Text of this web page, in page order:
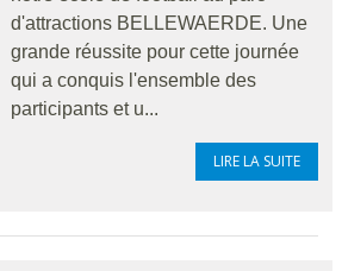
d'attractions BELLEWAERDE. Une
grande réussite pour cette journée
qui a conquis l'ensemble des
participants et u...
LIRE LA SUITE